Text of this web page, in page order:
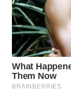
KONSUMEN
FORWAMKI
ALPERKLINAS
FORJASIDA